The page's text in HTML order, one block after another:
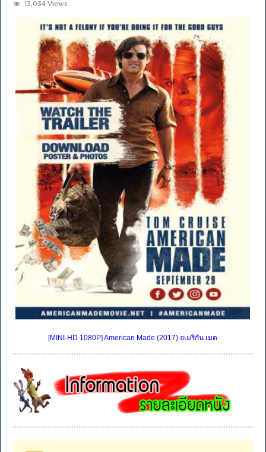
13,034 Views
[MINI-HD 1080P] American Made (2017) อเมริกัน เมด